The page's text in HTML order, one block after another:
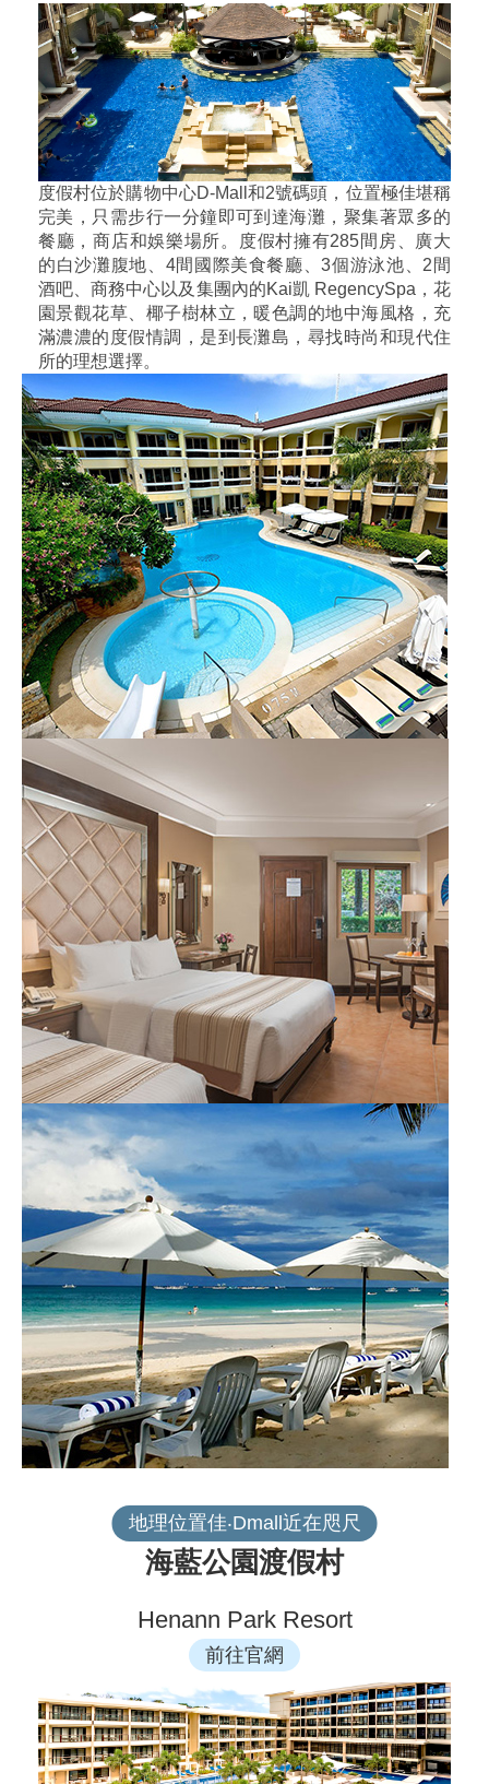
度假村位於購物中心D-Mall和2號碼頭，位置極佳堪稱
完美，只需步行一分鐘即可到達海灘，聚集著眾多的
餐廳，商店和娛樂場所。度假村擁有285間房、廣大
的白沙灘腹地、4間國際美食餐廳、3個游泳池、2間
酒吧、商務中心以及集團內的Kai凱 RegencySpa，花
園景觀花草、椰子樹林立，暖色調的地中海風格，充
滿濃濃的度假情調，是到長灘島，尋找時尚和現代住
所的理想選擇。
地理位置佳‧Dmall近在咫尺
海藍公園渡假村
Henann Park Resort
前往官網